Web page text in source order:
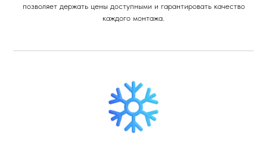
позволяет держать цены доступными и гарантировать качество
каждого монтажа.